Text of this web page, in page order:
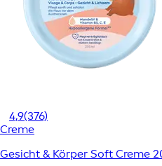
4,9(376)
Creme
Gesicht & Körper Soft Creme